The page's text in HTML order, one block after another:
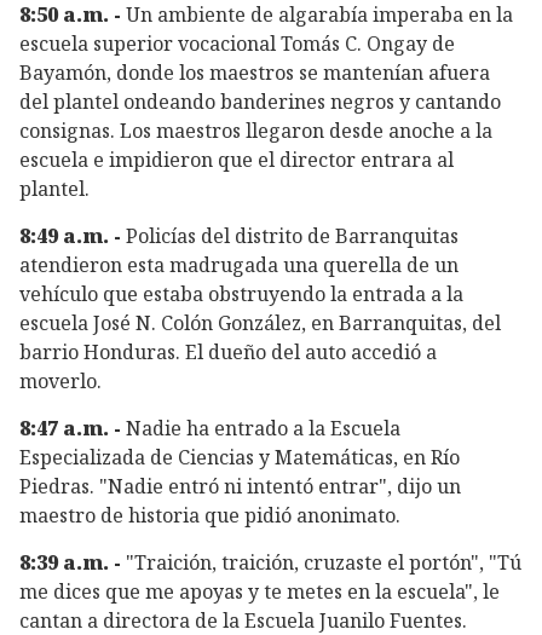
8:50 a.m. - Un ambiente de algarabía imperaba en la
escuela superior vocacional Tomás C. Ongay de
Bayamón, donde los maestros se mantenían afuera
del plantel ondeando banderines negros y cantando
consignas. Los maestros llegaron desde anoche a la
escuela e impidieron que el director entrara al
plantel.
8:49 a.m. - Policías del distrito de Barranquitas
atendieron esta madrugada una querella de un
vehículo que estaba obstruyendo la entrada a la
escuela José N. Colón González, en Barranquitas, del
barrio Honduras. El dueño del auto accedió a
moverlo.
8:47 a.m. - Nadie ha entrado a la Escuela
Especializada de Ciencias y Matemáticas, en Río
Piedras. "Nadie entró ni intentó entrar", dijo un
maestro de historia que pidió anonimato.
8:39 a.m. - "Traición, traición, cruzaste el portón", "Tú
me dices que me apoyas y te metes en la escuela", le
cantan a directora de la Escuela Juanilo Fuentes.